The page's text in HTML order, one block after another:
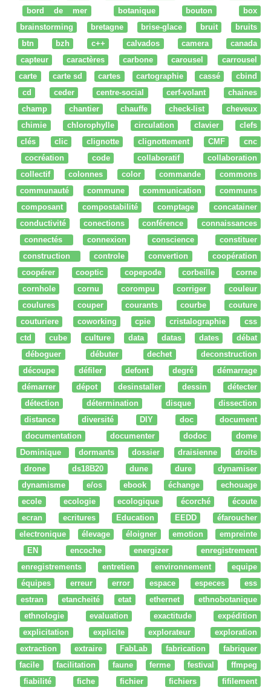
bord de mer
botanique bouton
box
brainstorming
bretagne brise-glace bruit
bruits
btn
bzh c++ calvados camera
canada
capteur
caractères carbone carousel
carrousel
carte
carte sd cartes cartographie cassé
cbind
cd
ceder centre-social cerf-volant
chaines
champ
chantier chauffe check-list
cheveux
chimie
chlorophylle circulation clavier
clefs
clés
clic clignotte clignottement CMF
cnc
cocréation
code collaboratif
collaboration
collectif
colonnes color commande
commons
communauté
commune communication
communs
composant
compostabilité comptage
concatainer
conductivité
conections conférence
connaissances
connectés
connexion conscience
constituer
construction
controle convertion
coopération
coopérer
cooptic copepode corbeille
corne
cornhole
cornu corompu corriger
couleur
coulures
couper courants courbe
couture
couturiere
coworking cpie cristalographie
css
ctd
cube culture data datas dates
débat
déboguer
débuter dechet
deconstruction
découpe
défiler defont degré
démarrage
démarrer
dépot desinstaller dessin
détecter
détection
détermination disque
dissection
distance
diversité DIY doc
document
documentation
documenter dodoc
dome
Dominique
dormants dossier draisienne
droits
drone
ds18B20 dune dure
dynamiser
dynamisme
e/os ebook échange
echouage
ecole
ecologie ecologique écorché
écoute
ecran
ecritures Education EEDD
éfaroucher
electronique
élevage éloigner emotion
empreinte
EN
encoche energizer
enregistrement
enregistrements
entretien environnement
equipe
équipes
erreur error espace especes
ess
estran
etancheité etat ethernet
ethnobotanique
ethnologie
evaluation exactitude
expédition
explicitation
explicite explorateur
exploration
extraction
extraire FabLab fabrication
fabriquer
facile
facilitation faune ferme festival
ffmpeg
fiabilité
fiche fichier fichiers fifilement